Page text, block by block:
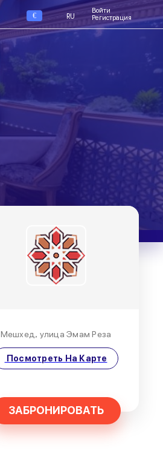
€ RU
Войти
Регистрация
Мешхед, улица Эмам Реза
Посмотреть На Карте
ЗАБРОНИРОВАТЬ